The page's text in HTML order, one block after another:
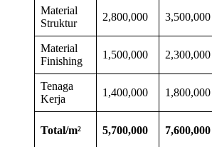
Material
Struktur
2,800,000 3,500,000
Material
Finishing
1,500,000 2,300,000
Tenaga
Kerja
1,400,000 1,800,000
Total/m² 5,700,000 7,600,000